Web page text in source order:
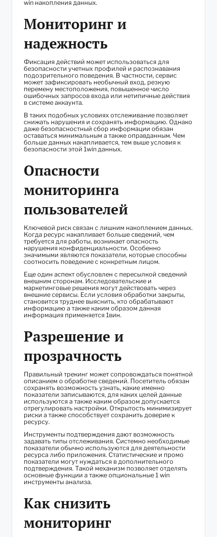
win накопления данных.
Мониторинг и
надежность
Фиксация действий может использоваться для
безопасности учетных профилей и распознавания
подозрительного поведения. В частности, сервис
может зафиксировать необычный вход, резкую
перемену местоположения, повышенное число
ошибочных запросов входа или нетипичные действия
в системе аккаунта.
В таких подобных условиях отслеживание позволяет
снижать нарушения и сохранять информацию. Однако
даже безопасностный сбор информации обязан
оставаться минимальным а также оправданным. Чем
больше данных накапливается, тем выше условия к
безопасности этой 1win данных.
Опасности
мониторинга
пользователей
Ключевой риск связан с лишним накоплением данных.
Когда ресурс накапливает больше сведений, чем
требуется для работы, возникает опасность
нарушения конфиденциальности. Особенно
значимыми являются показатели, которые способны
соотносить поведение с конкретным лицом.
Еще один аспект обусловлен с пересылкой сведений
внешним сторонам. Исследовательские и
маркетинговые решения могут действовать через
внешние сервисы. Если условия обработки закрыты,
становится труднее выяснить, кто обрабатывают
информацию а также каким образом данная
информация применяется 1вин.
Разрешение и
прозрачность
Правильный трекинг может сопровождаться понятной
описанием о обработке сведений. Посетитель обязан
сохранять возможность узнать, какие именно
показатели записываются, для каких целей данные
используются а также каким образом допускается
отрегулировать настройки. Открытость минимизирует
риски а также способствует сохранить доверие к
ресурсу.
Инструменты подтверждения дают возможность
задавать типы отслеживания. Системно необходимые
показатели обычно используются для деятельности
ресурса либо приложения. Статистические и промо
показатели могут нуждаться в дополнительного
подтверждения. Такой механизм позволяет отделять
основные функции а также опциональные 1 win
инструменты анализа.
Как снизить
мониторинг